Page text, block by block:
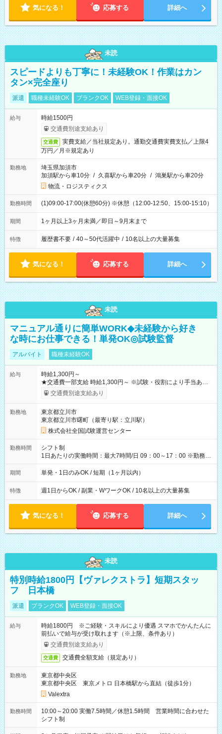
気になる！ 応募する 詳細へ
未読
スピードよりも丁寧に！未経験OK！作業はカン
タン×完全座り
派遣 職種未経験OK ブランクOK WEB登録・面接OK
給与
時給1500円
交通費別途支給あり
交通費
実費支給／当社規定あり。通勤交通費実費支払／上限4
万円／月※規定あり
勤務地
埼玉県加須市
加須駅から車10分 / 久喜駅から車20分 / 鴻巣駅から車20分
物流・ロジスティクス
勤務時間 (1)09:00-17:00(休憩60分) ※休憩（12:00-12:50、15:00-15:10）
期間 1ヶ月以上3ヶ月未満／即日～9月末まで
特徴 履歴書不要 / 40～50代活躍中 / 10名以上の大量募集
気になる！ 応募する 詳細へ
未読
マニュアル通りに簡単WORK◆未経験から好き
な時にお仕事できる！単発OK◎試験監督
アルバイト 職種未経験OK
給与
時給1,300円～
★交通費一部支給 時給1,300円～ ※試験・役割により手当あり
※勤務回数により昇給あり 【即給（前払い）オプションあ
り！】 希望される場合、勤務から1週間ほどで給与の一部を受け
例】 ・河合塾模擬試験 8:30～17:30（休憩1時間） 時給1,300円
×8時間＝日収10,400円＋交通費 ※当日の役割により時給＋100
円の場合あり ・国家試験 7:00～13:30（休憩なし） 時給1,300
円（役割手当＋100円）×6時間＝日収8,400円＋交通費 【試用期
間】試用期間なし
交通費別途支給あり
勤務地
東京都立川市
東京都立川市曙町（最寄り駅：立川駅）
株式会社全国試験運営センター
勤務時間
シフト制
1日あたりの実働時間：最大7時間/日 09：00～17：00 ※勤務時
間は 試験により異なります。
期間 単発・1日のみOK / 短期（1ヶ月以内）
特徴 週1日からOK / 副業・WワークOK / 10名以上の大量募集
気になる！ 応募する 詳細へ
未読
特別時給1800円【ヴァレクストラ】短期スタッ
フ 日本橋
派遣 ブランクOK WEB登録・面接OK
給与
時給1800円 ※ご経験・スキルにより優遇 スマホでかんたんに
前払いで給与が受け取れます（※上限、条件あり）
交通費別途支給あり
交通費 交通費全額支給（規定あり）
勤務地
東京都中央区
東京都中央区 東京メトロ 日本橋駅から直結（徒歩1分）
Valextra
勤務時間
10:00～20:00 実働7.5時間／休憩1.5時間 営業時間に合わせた
シフト制